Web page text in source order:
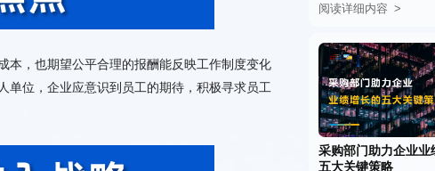
低成本。
阅读详细内容
五大关键策略